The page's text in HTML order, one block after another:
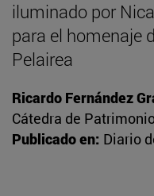
iluminado por
para el homenaje
Pelairea
Ricardo Fernández
Cátedra de
Publicado en: Diario